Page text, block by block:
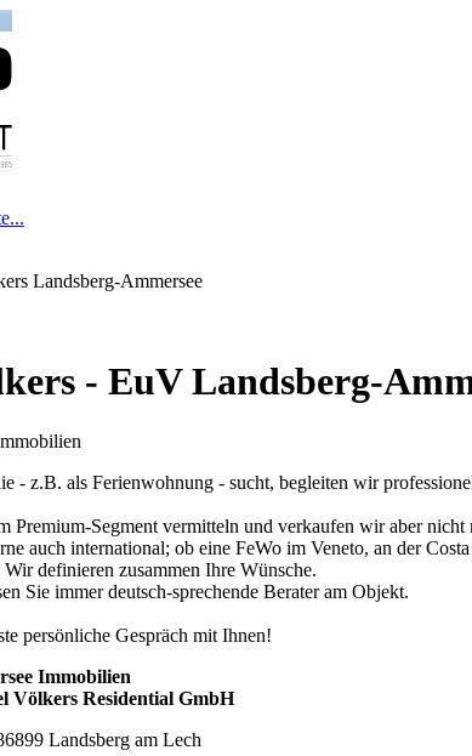
Landsberg-Ammersee
- EuV Landsberg-
- z.B. als Ferienwohnung - sucht, begleiten wir
Premium-Segment vermitteln und verkaufen wir aber
auch international; ob eine FeWo im Veneto, an der
definieren zusammen Ihre Wünsche.
Sie immer deutsch-sprechende Berater am Objekt.
persönliche Gespräch mit Ihnen!
Immobilien
Völkers Residential GmbH
Landsberg am Lech